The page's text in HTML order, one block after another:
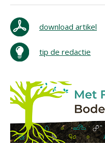
download artikel
tip de redactie